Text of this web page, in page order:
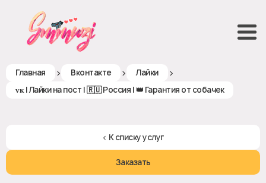
Главная > Вконтакте > Лайки >
ᴠᴋ | Лайки на пост | 🇷🇺 Россия | 👑 Гарантия от собачек
< К списку услуг
Заказать